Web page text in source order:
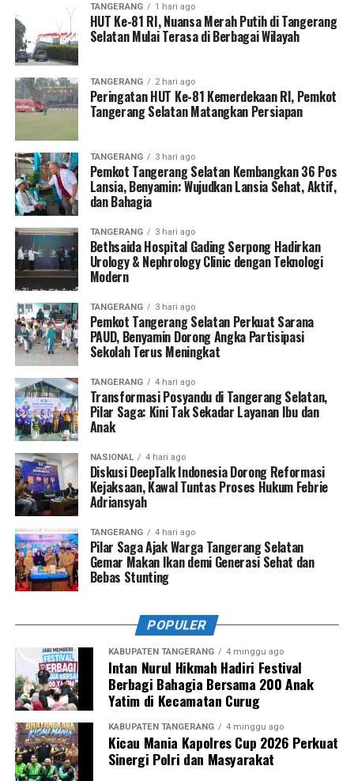
TANGERANG 1 hari ago
HUT Ke-81 RI, Nuansa Merah Putih di Tangerang
Selatan Mulai Terasa di Berbagai Wilayah
TANGERANG 2 hari ago
Peringatan HUT Ke-81 Kemerdekaan RI, Pemkot
Tangerang Selatan Matangkan Persiapan
TANGERANG 3 hari ago
Pemkot Tangerang Selatan Kembangkan 36 Pos
Lansia, Benyamin: Wujudkan Lansia Sehat, Aktif,
dan Bahagia
TANGERANG 3 hari ago
Bethsaida Hospital Gading Serpong Hadirkan
Urology & Nephrology Clinic dengan Teknologi
Modern
TANGERANG 3 hari ago
Pemkot Tangerang Selatan Perkuat Sarana
PAUD, Benyamin Dorong Angka Partisipasi
Sekolah Terus Meningkat
TANGERANG 4 hari ago
Transformasi Posyandu di Tangerang Selatan,
Pilar Saga: Kini Tak Sekadar Layanan Ibu dan
Anak
NASIONAL 4 hari ago
Diskusi DeepTalk Indonesia Dorong Reformasi
Kejaksaan, Kawal Tuntas Proses Hukum Febrie
Adriansyah
TANGERANG 4 hari ago
Pilar Saga Ajak Warga Tangerang Selatan
Gemar Makan Ikan demi Generasi Sehat dan
Bebas Stunting
POPULER
KABUPATEN TANGERANG 4 minggu ago
Intan Nurul Hikmah Hadiri Festival
Berbagi Bahagia Bersama 200 Anak
Yatim di Kecamatan Curug
KABUPATEN TANGERANG 4 minggu ago
Kicau Mania Kapolres Cup 2026 Perkuat
Sinergi Polri dan Masyarakat